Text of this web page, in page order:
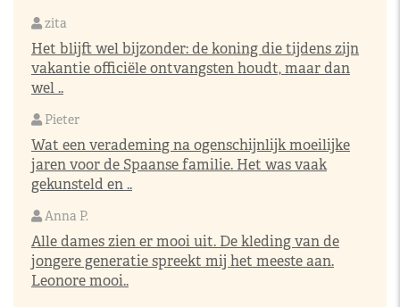
zita
Het blijft wel bijzonder: de koning die tijdens zijn
vakantie officiële ontvangsten houdt, maar dan
wel ..
Pieter
Wat een verademing na ogenschijnlijk moeilijke
jaren voor de Spaanse familie. Het was vaak
gekunsteld en ..
Anna P.
Alle dames zien er mooi uit. De kleding van de
jongere generatie spreekt mij het meeste aan.
Leonore mooi..